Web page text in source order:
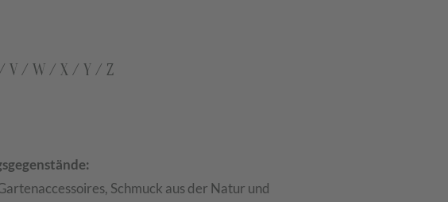
V / W / X / Y / Z
Schmuck aus der Natur und